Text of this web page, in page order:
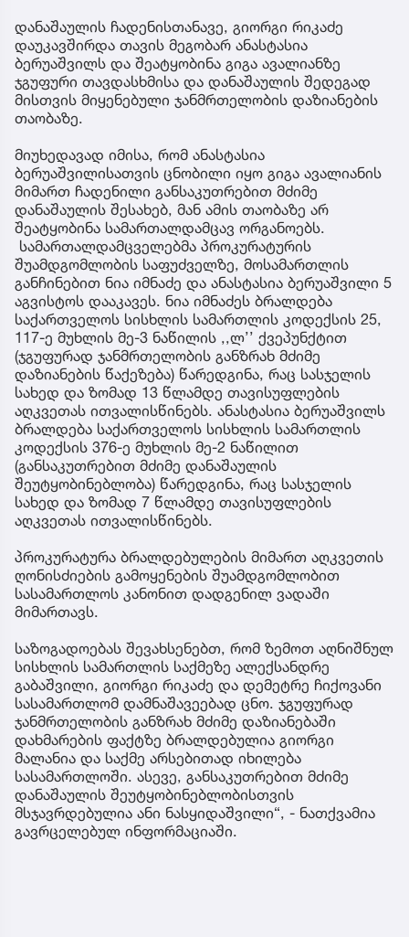
დანაშაულის ჩადენისთანავე, გიორგი რიკაძე
დაუკავშირდა თავის მეგობარ ანასტასია
ბერუაშვილს და შეატყობინა გიგა ავალიანზე
ჯგუფური თავდასხმისა და დანაშაულის შედეგად
მისთვის მიყენებული ჯანმრთელობის დაზიანების
თაობაზე.
მიუხედავად იმისა, რომ ანასტასია
ბერუაშვილისათვის ცნობილი იყო გიგა ავალიანის
მიმართ ჩადენილი განსაკუთრებით მძიმე
დანაშაულის შესახებ, მან ამის თაობაზე არ
შეატყობინა სამართალდამცავ ორგანოებს.
სამართალდამცველებმა პროკურატურის
შუამდგომლობის საფუძველზე, მოსამართლის
განჩინებით ნია იმნაძე და ანასტასია ბერუაშვილი 5
აგვისტოს დააკავეს. ნია იმნაძეს ბრალდება
საქართველოს სისხლის სამართლის კოდექსის 25,
117-ე მუხლის მე-3 ნაწილის ,,ლ’’ ქვეპუნქტით
(ჯგუფურად ჯანმრთელობის განზრახ მძიმე
დაზიანების წაქეზება) წარედგინა, რაც სასჯელის
სახედ და ზომად 13 წლამდე თავისუფლების
აღკვეთას ითვალისწინებს. ანასტასია ბერუაშვილს
ბრალდება საქართველოს სისხლის სამართლის
კოდექსის 376-ე მუხლის მე-2 ნაწილით
(განსაკუთრებით მძიმე დანაშაულის
შეუტყობინებლობა) წარედგინა, რაც სასჯელის
სახედ და ზომად 7 წლამდე თავისუფლების
აღკვეთას ითვალისწინებს.
პროკურატურა ბრალდებულების მიმართ აღკვეთის
ღონისძიების გამოყენების შუამდგომლობით
სასამართლოს კანონით დადგენილ ვადაში
მიმართავს.
საზოგადოებას შევახსენებთ, რომ ზემოთ აღნიშნულ
სისხლის სამართლის საქმეზე ალექსანდრე
გაბაშვილი, გიორგი რიკაძე და დემეტრე ჩიქოვანი
სასამართლომ დამნაშავეებად ცნო. ჯგუფურად
ჯანმრთელობის განზრახ მძიმე დაზიანებაში
დახმარების ფაქტზე ბრალდებულია გიორგი
მალანია და საქმე არსებითად იხილება
სასამართლოში. ასევე, განსაკუთრებით მძიმე
დანაშაულის შეუტყობინებლობისთვის
მსჯავრდებულია ანი ნასყიდაშვილი“, - ნათქვამია
გავრცელებულ ინფორმაციაში.